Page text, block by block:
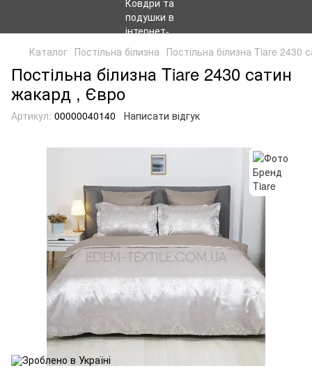
Каталог Постільна білизна Постільна білизна Tiare 2430
Постільна білизна Tiare 2430 сатин
жакард , Євро
Артикул: 00000040140 Написати відгук